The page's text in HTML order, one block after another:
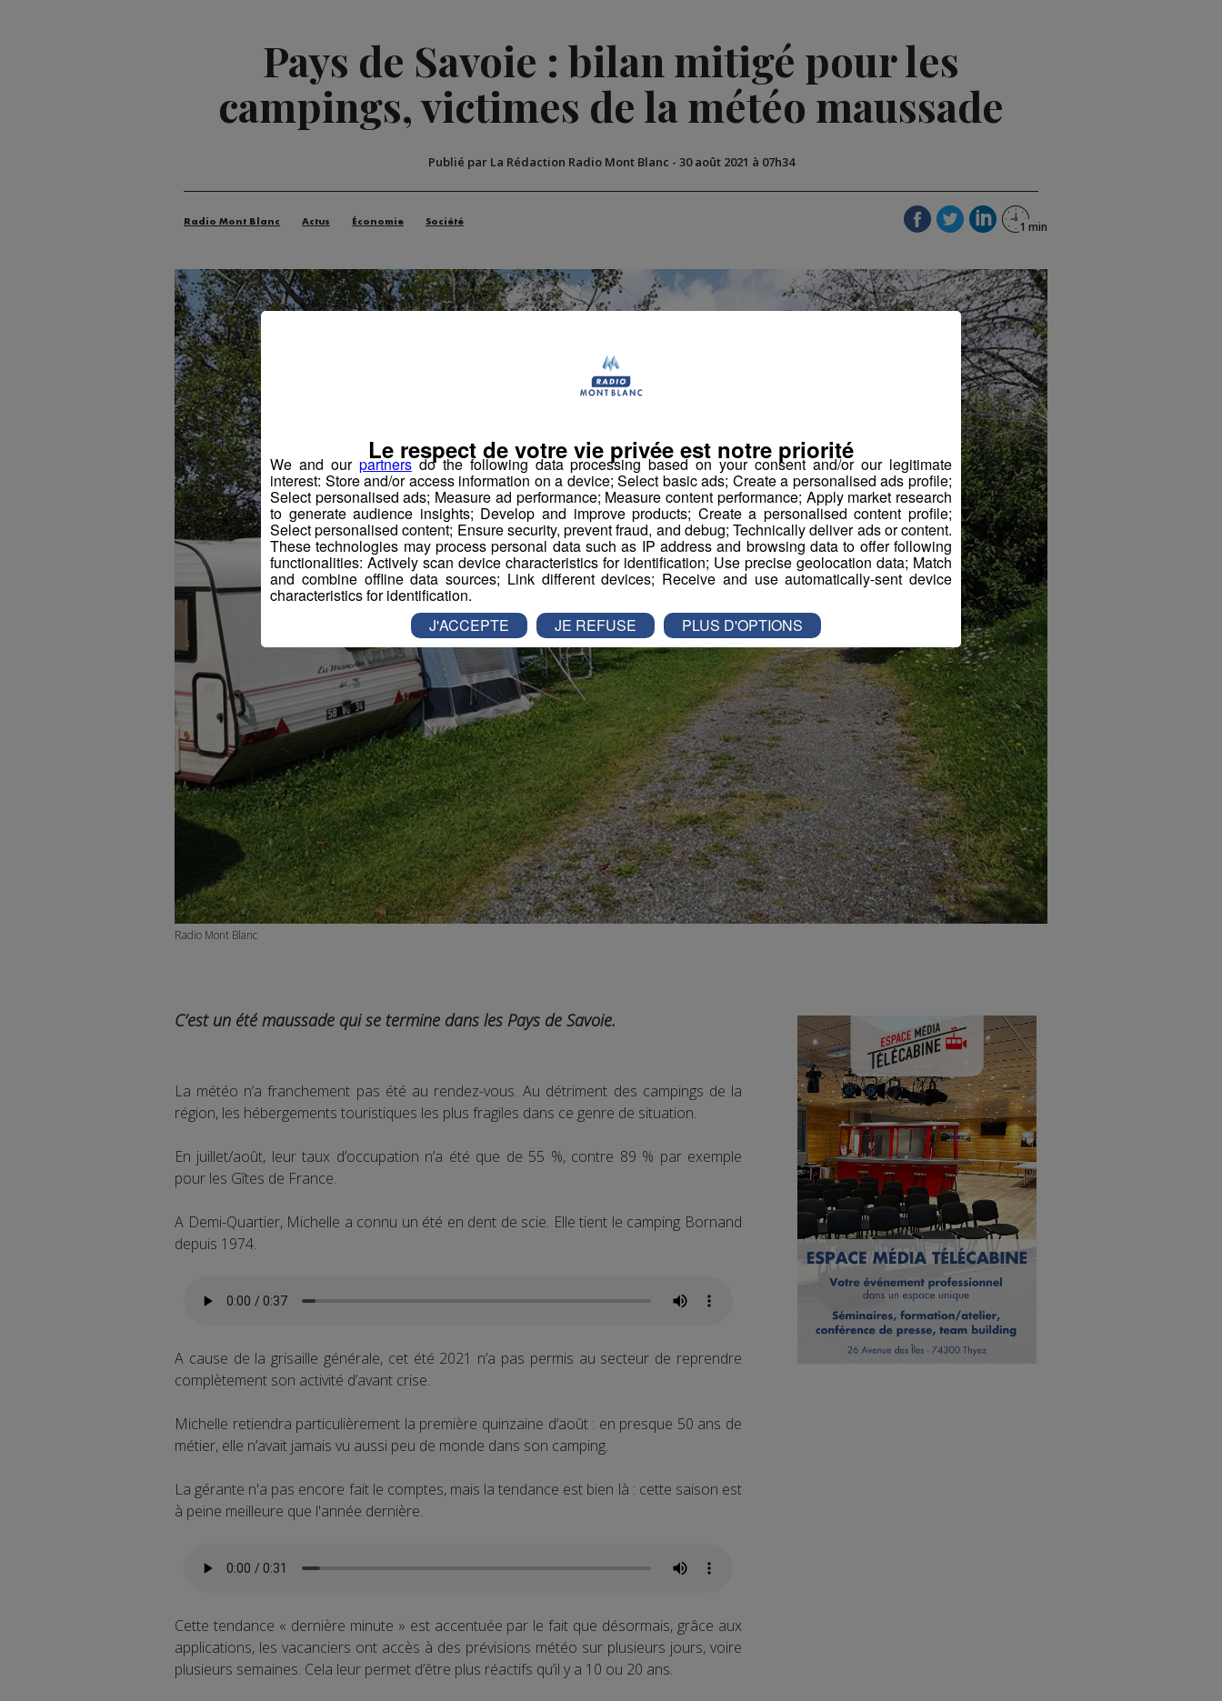
Pays de Savoie : bilan mitigé pour les
campings, victimes de la météo maussade
Publié par La Rédaction Radio Mont Blanc - 30 août 2021 à 07h34
Radio Mont Blanc Actus Économie Société
Radio Mont Blanc
C’est un été maussade qui se termine dans les Pays de Savoie.
La météo n’a franchement pas été au rendez-vous. Au détriment des campings de la
région, les hébergements touristiques les plus fragiles dans ce genre de situation.
En juillet/août, leur taux d’occupation n’a été que de 55 %, contre 89 % par exemple
pour les Gîtes de France.
A Demi-Quartier, Michelle a connu un été en dent de scie. Elle tient le camping Bornand
depuis 1974.
A cause de la grisaille générale, cet été 2021 n’a pas permis au secteur de reprendre
complètement son activité d’avant crise.
Michelle retiendra particulièrement la première quinzaine d’août : en presque 50 ans de
métier, elle n’avait jamais vu aussi peu de monde dans son camping.
La gérante n'a pas encore fait le comptes, mais la tendance est bien là : cette saison est
à peine meilleure que l'année dernière.
Cette tendance « dernière minute » est accentuée par le fait que désormais, grâce aux
applications, les vacanciers ont accès à des prévisions météo sur plusieurs jours, voire
plusieurs semaines. Cela leur permet d’être plus réactifs qu’il y a 10 ou 20 ans.
We and our partnersdo the following data processing based on your consent and/or our legitimate
interest: Store and/or access information on a device; Select basic ads; Create a personalised ads profile;
Select personalised ads; Measure ad performance; Measure content performance; Apply market research
to generate audience insights; Develop and improve products; Create a personalised content profile;
Select personalised content; Ensure security, prevent fraud, and debug; Technically deliver ads or content.
These technologies may process personal data such as IP address and browsing data to offer following
functionalities: Actively scan device characteristics for identification; Use precise geolocation data; Match
and combine offline data sources; Link different devices; Receive and use automatically-sent device
characteristics for identification.
Le respect de votre vie privée est notre priorité
J'ACCEPTE JE REFUSE PLUS D'OPTIONS